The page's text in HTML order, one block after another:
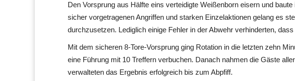
Den Vorsprung aus Hälfte eins verteidigte Weißenborn eisern und
sicher vorgetragenen Angriffen und starken Einzelaktionen gelang es
durchzusetzen. Lediglich einige Fehler in der Abwehr verhinderten,
Mit dem sicheren 8-Tore-Vorsprung ging Rotation in die letzten zehn
eine Führung mit 10 Treffern verbuchen. Danach nahmen die Gäste
verwalteten das Ergebnis erfolgreich bis zum Abpfiff.